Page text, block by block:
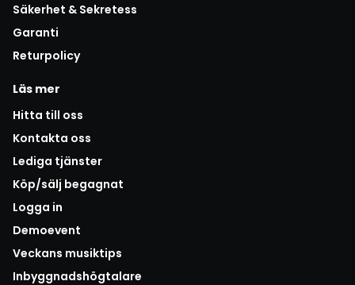
Säkerhet & Sekretess
Garanti
Returpolicy
Läs mer
Hitta till oss
Kontakta oss
Lediga tjänster
Köp/sälj begagnat
Logga in
Demoevent
Veckans musiktips
Inbyggnadshögtalare